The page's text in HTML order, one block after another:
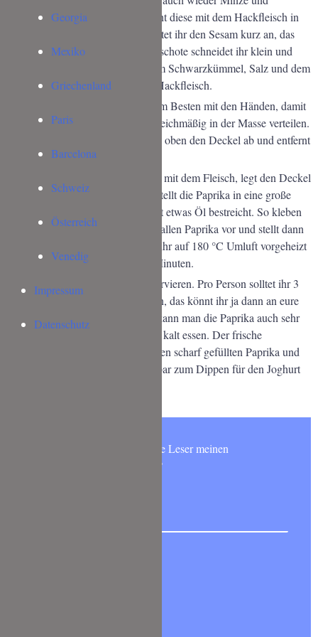
Georgia
Mexiko
Griechenland
Paris
Barcelona
Schweiz
Österreich
Venedig
Impressum
Datenschutz
Petersilie schön klein und vermischt diese mit dem Hackfleisch in
einer Schüssel. In einer Pfanne röstet ihr den Sesam kurz an, das
macht ihn aromatischer. Die Chillischote schneidet ihr klein und
gebt auch diese zusammen mit dem Schwarzkümmel, Salz und dem
Abrieb einer halben Zitrone zum Hackfleisch.
Verknetet alles gut miteinander. Am Besten mit den Händen, damit
sich alle Zutaten wirklich schön gleichmäßig in der Masse verteilen.
Nun schneidet ihr von den Paprika oben den Deckel ab und entfernt
das weiße und die Kerne.
Dann füllt ihr die Paprika bis oben mit dem Fleisch, legt den Deckel
der Paprika wieder oben auf und stellt die Paprika in eine große
Auflaufform, die ihr am Boden mit etwas Öl bestreicht. So kleben
die Paprika nicht fest. Geht so mit allen Paprika vor und stellt dann
die Auflaufform in den Ofen, den ihr auf 180 °C Umluft vorgeheizt
habt. Gart die Paprika für ca. 30 Minuten.
Und dann könnt ihr auch schon servieren. Pro Person solltet ihr 3
Paprika und 150 g Joghurt rechnen, das könnt ihr ja dann an eure
Bedürfnisse anpassen. Einfrieren kann man die Paprika auch sehr
gut – oder einfach am nächste Tag kalt essen. Der frische
Minzjoghurt passt wunderbar zu den scharf gefüllten Paprika und
das Fladenbrot kann man wunderbar zum Dippen für den Joghurt
Möchtest Du wie 6000 andere Leser meinen
NEWSLETTER abonnieren?